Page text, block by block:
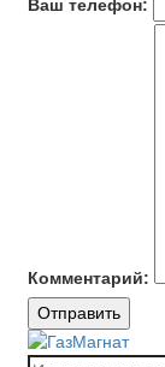
Ваш телефон:
Комментарий:
Отправить